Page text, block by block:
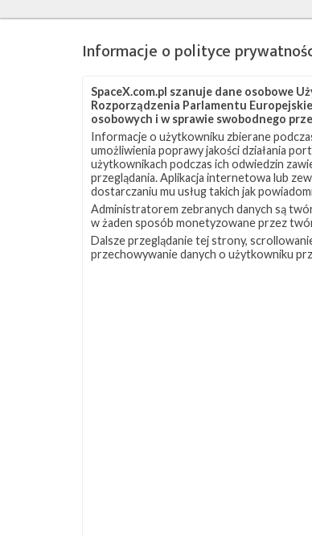
Informacje o polityce
SpaceX.com.pl szanuje dane osobowe
Rozporządzenia Parlamentu
osobowych i w sprawie swobodnego
Informacje o użytkowniku zbierane
umożliwienia poprawy jakości działania
użytkownikach podczas ich odwiedzin
przeglądania. Aplikacja internetowa lub
dostarczaniu mu usług takich jak
Administratorem zebranych danych są
w żaden sposób monetyzowane przez
Dalsze przeglądanie tej strony,
przechowywanie danych o użytkowniku